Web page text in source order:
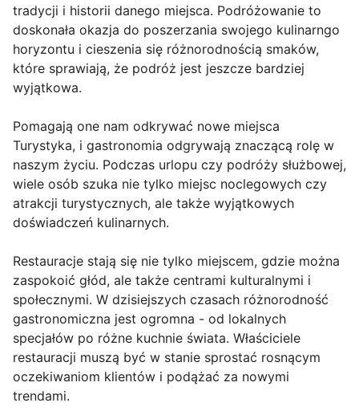
tradycji i historii danego miejsca. Podróżowanie to
doskonała okazja do poszerzania swojego kulinarngo
horyzontu i cieszenia się różnorodnością smaków,
które sprawiają, że podróż jest jeszcze bardziej
wyjątkowa.
Pomagają one nam odkrywać nowe miejsca
Turystyka, i gastronomia odgrywają znaczącą rolę w
naszym życiu. Podczas urlopu czy podróży służbowej,
wiele osób szuka nie tylko miejsc noclegowych czy
atrakcji turystycznych, ale także wyjątkowych
doświadczeń kulinarnych.
Restauracje stają się nie tylko miejscem, gdzie można
zaspokoić głód, ale także centrami kulturalnymi i
społecznymi. W dzisiejszych czasach różnorodność
gastronomiczna jest ogromna - od lokalnych
specjałów po różne kuchnie świata. Właściciele
restauracji muszą być w stanie sprostać rosnącym
oczekiwaniom klientów i podążać za nowymi
trendami.